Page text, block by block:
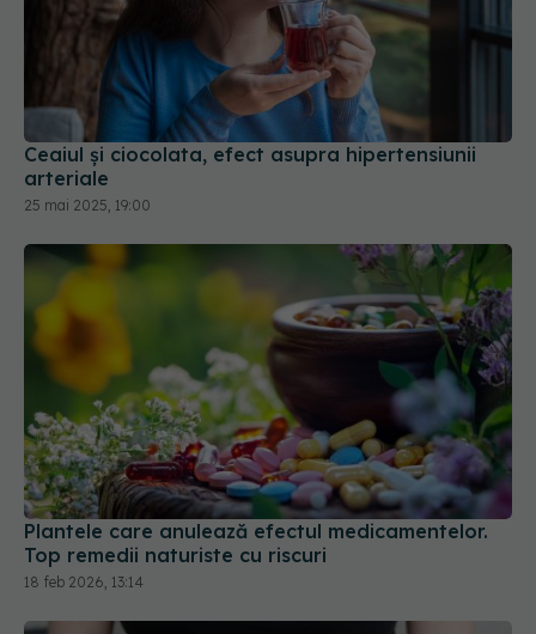
Ceaiul și ciocolata, efect asupra hipertensiunii
arteriale
25 mai 2025, 19:00
Plantele care anulează efectul medicamentelor.
Top remedii naturiste cu riscuri
18 feb 2026, 13:14